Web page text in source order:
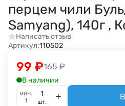
перцем чили
Samyang), 140г ,
Написать отзыв
Артикул:110502
165 ₽
99 ₽
В наличии
мин.
1
шт.